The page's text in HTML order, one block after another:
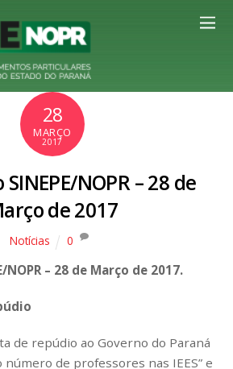
28
MARÇO
2017
NOPR – 28 de
de 2017
Notícias 0
NOPR – 28 de Março de 2017.
de repúdio ao Governo do Paraná
de professores nas IEES” e